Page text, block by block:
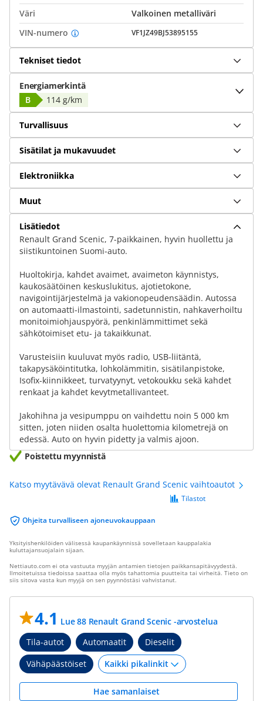
Väri
Valkoinen metalliväri
VIN-numero
VF1JZ49BJ53895155
Tekniset tiedot
Energiamerkintä
B
114 g/km
Turvallisuus
Sisätilat ja mukavuudet
Elektroniikka
Muut
Lisätiedot
Renault Grand Scenic, 7-paikkainen, hyvin huollettu ja
siistikuntoinen Suomi-auto.
Huoltokirja, kahdet avaimet, avaimeton käynnistys,
kaukosäätöinen keskuslukitus, ajotietokone,
navigointijärjestelmä ja vakionopeudensäädin. Autossa
on automaatti-ilmastointi, sadetunnistin, nahkaverhoiltu
monitoimiohjauspyörä, penkinlämmittimet sekä
sähkötoimiset etu- ja takaikkunat.
Varusteisiin kuuluvat myös radio, USB-liitäntä,
takapysäköintitutka, lohkolämmitin, sisätilanpistoke,
Isofix-kiinnikkeet, turvatyynyt, vetokoukku sekä kahdet
renkaat ja kahdet kevytmetallivanteet.
Jakohihna ja vesipumppu on vaihdettu noin 5 000 km
sitten, joten niiden osalta huolettomia kilometrejä on
edessä. Auto on hyvin pidetty ja valmis ajoon.
Poistettu myynnistä
Katso myytävävä olevat Renault Grand Scenic vaihtoautot
Ohjeita turvalliseen ajoneuvokauppaan
Tilastot
Yksityishenkilöiden välisessä kaupankäynnissä sovelletaan kauppalakia
kuluttajansuojalain sijaan.
Nettiauto.com ei ota vastuuta myyjän antamien tietojen paikkansapitävyydestä.
Ilmoitetuissa tiedoissa saattaa olla myös tahattomia puutteita tai virheitä. Tieto on
siis sitova vasta kun myyjä on sen pyynnöstäsi vahvistanut.
4.1 Lue 88 Renault Grand Scenic -arvostelua
Tila-autot
Automaatit
Dieselit
Vähäpäästöiset
Hae samanlaiset